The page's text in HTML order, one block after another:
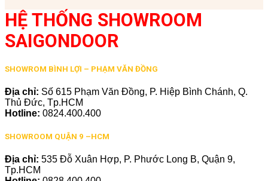
HỆ THỐNG SHOWROOM
SAIGONDOOR
SHOWROM BÌNH LỢI – PHẠM VĂN ĐỒNG
Địa chỉ: Số 615 Phạm Văn Đồng, P. Hiệp Bình Chánh, Q.
Thủ Đức, Tp.HCM
Hotline: 0824.400.400
SHOWROOM QUẬN 9 –HCM
Địa chỉ: 535 Đỗ Xuân Hợp, P. Phước Long B, Quận 9,
Tp.HCM